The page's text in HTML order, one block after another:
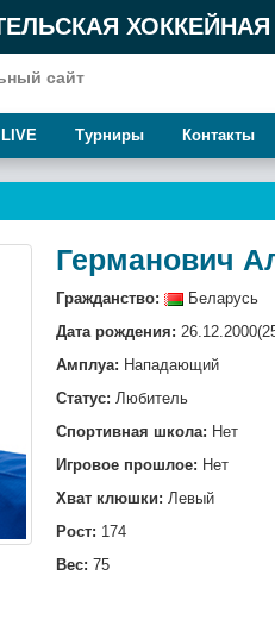
ХОККЕЙНАЯ
сайт
LIVE Турниры Контакты
Германович
Гражданство:
Беларусь
Дата рождения:
Амплуа: Нападающий
Статус: Любитель
Спортивная школа: Нет
Игровое прошлое: Нет
Хват клюшки: Левый
Рост: 174
Вес: 75